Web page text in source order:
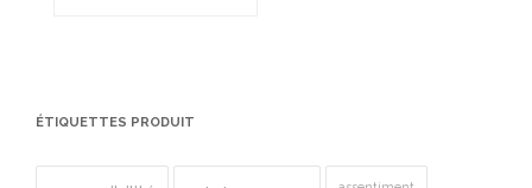
ÉTIQUETTES PRODUIT